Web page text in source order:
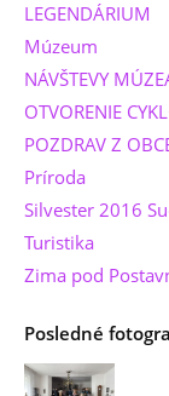
LEGENDÁRIUM
Múzeum
NÁVŠTEVY
OTVORENIE
POZDRAV Z
Príroda
Silvester 2016
Turistika
Zima pod
Posledné